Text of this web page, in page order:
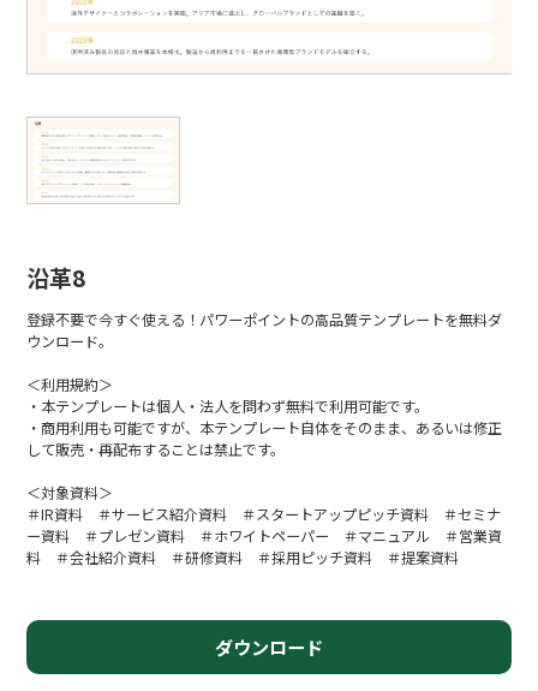
沿革8
登録不要で今すぐ使える！パワーポイントの高品質テンプレートを無料ダ
ウンロード。
＜利用規約＞
・本テンプレートは個人・法人を問わず無料で利用可能です。
・商用利用も可能ですが、本テンプレート自体をそのまま、あるいは修正
して販売・再配布することは禁止です。
＜対象資料＞
＃IR資料 ＃サービス紹介資料 ＃スタートアップピッチ資料 ＃セミナ
ー資料 ＃プレゼン資料 ＃ホワイトペーパー ＃マニュアル ＃営業資
料 ＃会社紹介資料 ＃研修資料 ＃採用ピッチ資料 ＃提案資料
ダウンロード